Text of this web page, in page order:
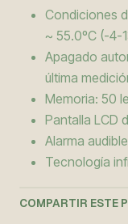
Condiciones
~ 55.0ºC (-4-
Apagado
última
Memoria: 50
Pantalla LCD
Alarma audible
Tecnología
COMPARTIR ESTE